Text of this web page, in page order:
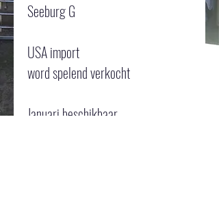
Seeburg G
USA import
word spelend verkocht
Januari beschikbaar